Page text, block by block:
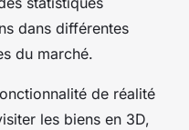
dans différentes
du marché.
de réalité
les biens en 3D,